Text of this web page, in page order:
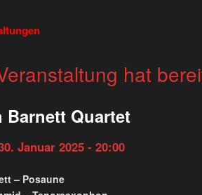
hat
Barnett Quartet
Januar 2025 - 20:00
– Posaune